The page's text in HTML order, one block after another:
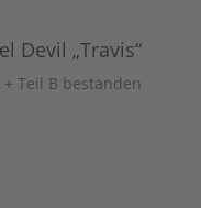
Devil „Travis“
Teil B bestanden